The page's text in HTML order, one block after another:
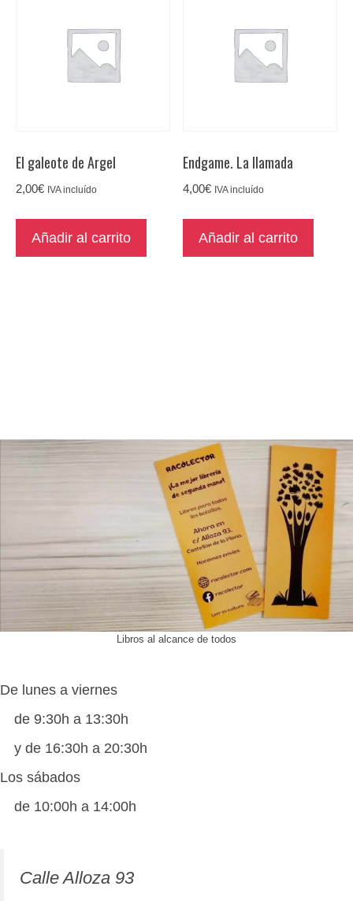
El galeote de Argel
2,00€ IVA incluído
Añadir al carrito
Endgame. La llamada
4,00€ IVA incluído
Añadir al carrito
Libros al alcance de todos
De lunes a viernes
de 9:30h a 13:30h
y de 16:30h a 20:30h
Los sábados
de 10:00h a 14:00h
Calle Alloza 93